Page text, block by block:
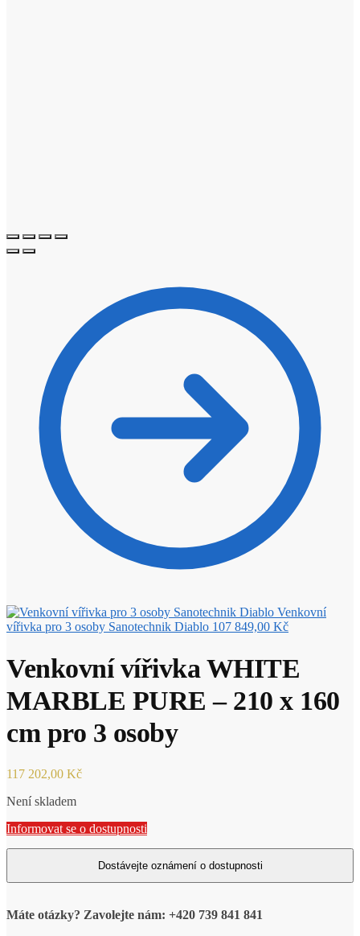
Venkovní
vířivka pro 3 osoby Sanotechnik Diablo 107 849,00 Kč
Venkovní vířivka WHITE
MARBLE PURE – 210 x 160
cm pro 3 osoby
117 202,00 Kč
Není skladem
Informovat se o dostupnosti
Máte otázky? Zavolejte nám: +420 739 841 841